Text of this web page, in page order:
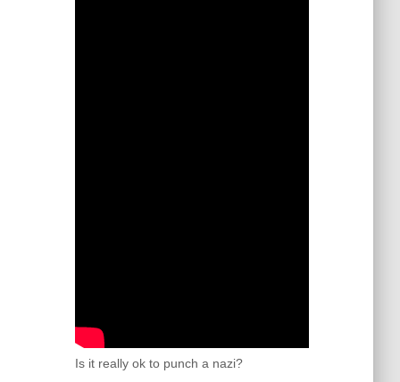
Is it really ok to punch a nazi?